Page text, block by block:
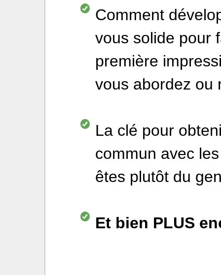
Comment
vous solide pour
première
vous abordez ou
La clé pour
commun avec
êtes plutôt du
Et bien PLUS